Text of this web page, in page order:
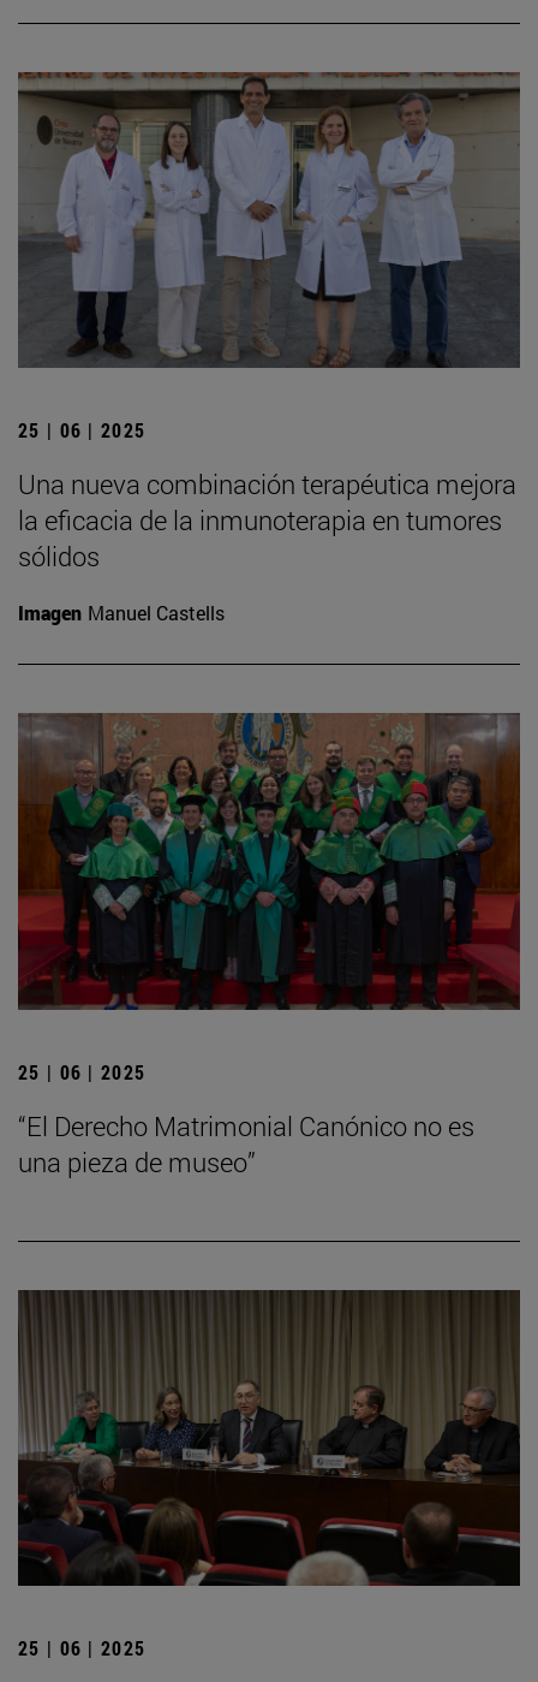
25 | 06 | 2025
Una nueva combinación terapéutica mejora
la eficacia de la inmunoterapia en tumores
sólidos
Imagen Manuel Castells
25 | 06 | 2025
“El Derecho Matrimonial Canónico no es
una pieza de museo”
25 | 06 | 2025